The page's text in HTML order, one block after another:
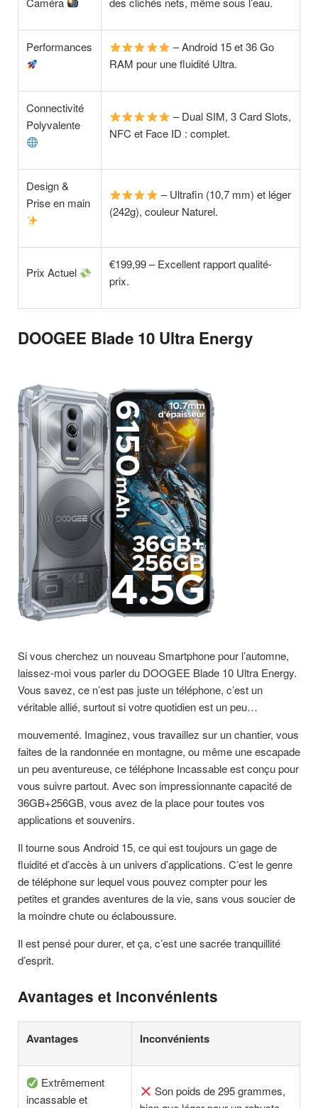
Performances
– Android 15 et 36 Go
RAM pour une fluidité Ultra.
Connectivité
Polyvalente
– Dual SIM, 3 Card Slots,
NFC et Face ID : complet.
Design &
Prise en main
– Ultrafin (10,7 mm) et léger
(242g), couleur Naturel.
Prix Actuel
€199,99 – Excellent rapport qualité-
prix.
DOOGEE Blade 10 Ultra Energy
Si vous cherchez un nouveau Smartphone pour l’automne,
laissez-moi vous parler du DOOGEE Blade 10 Ultra Energy.
Vous savez, ce n’est pas juste un téléphone, c’est un
véritable allié, surtout si votre quotidien est un peu…
mouvementé. Imaginez, vous travaillez sur un chantier, vous
faites de la randonnée en montagne, ou même une escapade
un peu aventureuse, ce téléphone Incassable est conçu pour
vous suivre partout. Avec son impressionnante capacité de
36GB+256GB, vous avez de la place pour toutes vos
applications et souvenirs.
Il tourne sous Android 15, ce qui est toujours un gage de
fluidité et d’accès à un univers d’applications. C’est le genre
de téléphone sur lequel vous pouvez compter pour les
petites et grandes aventures de la vie, sans vous soucier de
la moindre chute ou éclaboussure.
Il est pensé pour durer, et ça, c’est une sacrée tranquillité
d’esprit.
Avantages et inconvénients
Avantages Inconvénients
Extrêmement
incassable et
Son poids de 295 grammes,